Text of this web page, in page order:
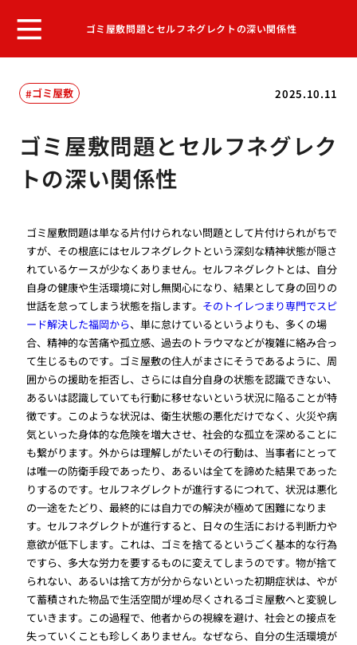
ゴミ屋敷問題とセルフネグレクトの深い関係性
2025.10.11
ゴミ屋敷
ゴミ屋敷問題とセルフネグレク
トの深い関係性
ゴミ屋敷問題は単なる片付けられない問題として片付けられがちで
すが、その根底にはセルフネグレクトという深刻な精神状態が隠さ
れているケースが少なくありません。セルフネグレクトとは、自分
自身の健康や生活環境に対し無関心になり、結果として身の回りの
世話を怠ってしまう状態を指します。 そのトイレつまり専門でスピ
ード解決した福岡から、単に怠けているというよりも、多くの場
合、精神的な苦痛や孤立感、過去のトラウマなどが複雑に絡み合っ
て生じるものです。ゴミ屋敷の住人がまさにそうであるように、周
囲からの援助を拒否し、さらには自分自身の状態を認識できない、
あるいは認識していても行動に移せないという状況に陥ることが特
徴です。このような状況は、衛生状態の悪化だけでなく、火災や病
気といった身体的な危険を増大させ、社会的な孤立を深めることに
も繋がります。外からは理解しがたいその行動は、当事者にとって
は唯一の防衛手段であったり、あるいは全てを諦めた結果であった
りするのです。セルフネグレクトが進行するにつれて、状況は悪化
の一途をたどり、最終的には自力での解決が極めて困難になりま
す。セルフネグレクトが進行すると、日々の生活における判断力や
意欲が低下します。これは、ゴミを捨てるというごく基本的な行為
ですら、多大な労力を要するものに変えてしまうのです。物が捨て
られない、あるいは捨て方が分からないといった初期症状は、やが
て蓄積された物品で生活空間が埋め尽くされるゴミ屋敷へと変貌し
ていきます。この過程で、他者からの視線を避け、社会との接点を
失っていくことも珍しくありません。なぜなら、自分の生活環境が